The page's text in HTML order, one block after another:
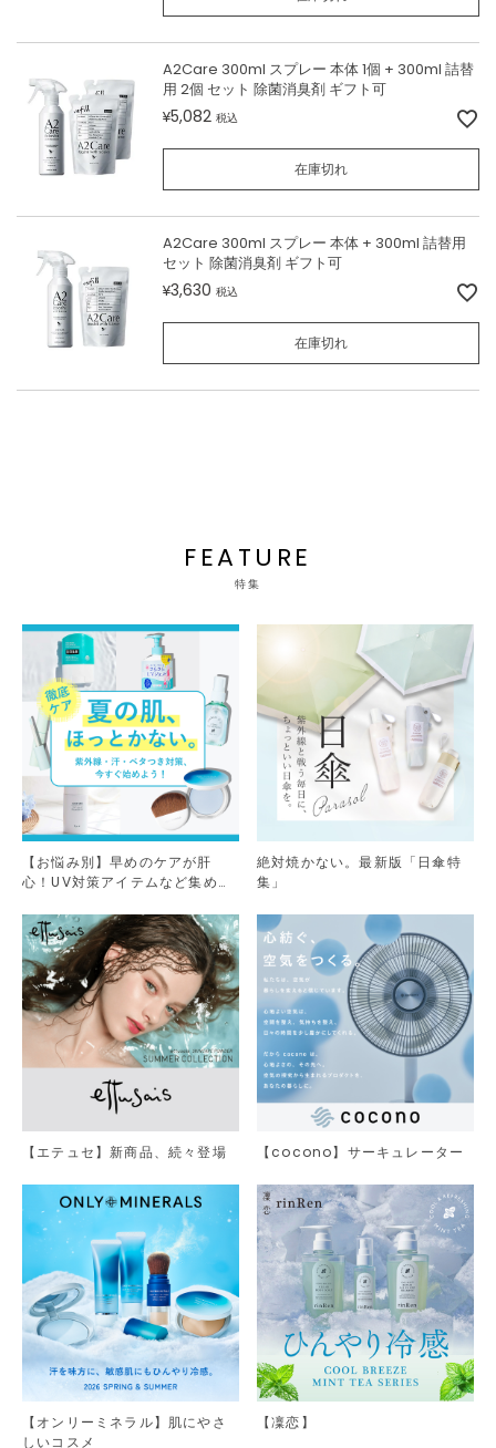
A2Care 300ml スプレー 本体 1個 + 300ml 詰替
用 2個 セット 除菌消臭剤 ギフト可
¥5,082 税込
在庫切れ
A2Care 300ml スプレー 本体 + 300ml 詰替用
セット 除菌消臭剤 ギフト可
¥3,630 税込
在庫切れ
FEATURE
特集
【お悩み別】早めのケアが肝
心！UV対策アイテムなど集めま
絶対焼かない。最新版「日傘特
集」
【エテュセ】新商品、続々登場 【cocono】サーキュレーター
【オンリーミネラル】肌にやさ
しいコスメ
【凜恋】